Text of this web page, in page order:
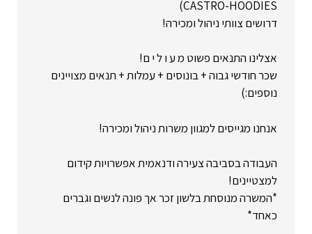
CASTRO-HOODIES)
דרושים צוותי ניהול ומכירה!
אצלינו התנאים פשוט מ ע ו ל י ם!
שכר חודשי גבוה + בונוסים + עמלות + תנאים מצויינים
נוספים:)
אנחנו מגייסים למגוון משרות ניהול ומכירה!
העבודה בסביבה צעירה ודנאמית אפשרויות קידום
למצטיינים!
*המשרה מנוסחת בלשון זכר אך פונה לנשים וגברים
כאחד*